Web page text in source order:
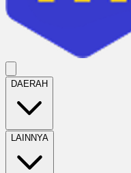
DAERAH
LAINNYA